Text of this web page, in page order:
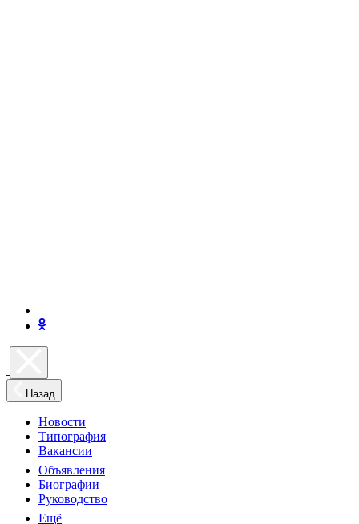
Назад
Новости
Типография
Вакансии
Объявления
Биографии
Руководство
Ещё